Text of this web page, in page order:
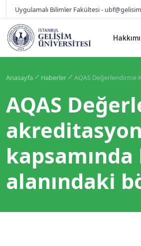
Uygulamalı Bilimler Fakültesi -
Anasayfa Haberler AQAS Değerlendirme
AQAS
kapsamında
alanındaki